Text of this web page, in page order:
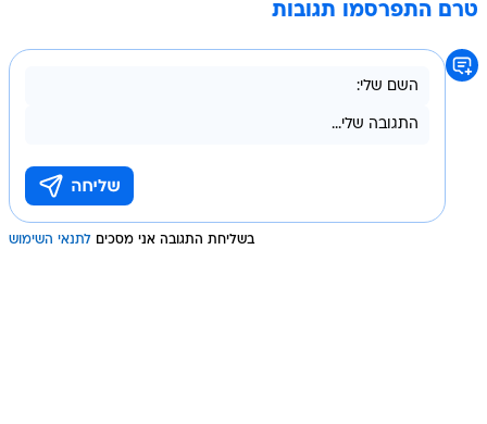
טרם התפרסמו תגובות
בשליחת התגובה אני מסכים לתנאי השימוש